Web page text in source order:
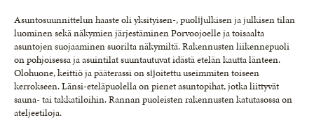
Asuntosuunnittelun haaste oli yksityisen-, puolĳulkisen ja julkisen tilan
luominen sekä näkymien järjestäminen Porvoojoelle ja toisaalta
asuntojen suojaaminen suorilta näkymiltä. Rakennusten liikennepuoli
on pohjoisessa ja asuintilat suuntautuvat idästä etelän kautta länteen.
Olohuone, keittiö ja pääterassi on sĳoitettu useimmiten toiseen
kerrokseen. Länsi-eteläpuolella on pienet asuntopihat, jotka liittyvät
sauna- tai takkatiloihin. Rannan puoleisten rakennusten katutasossa on
ateljeetiloja.